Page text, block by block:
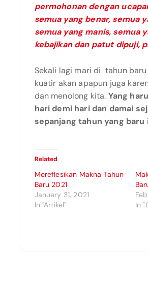
permohonan dengan
semua yang benar, semua
semua yang manis, semua
kebajikan dan patut dipuji,
Sekali lagi mari di tahun
kuatir akan apapun juga
dan menolong kita. Yang
hari demi hari dan damai
sepanjang tahun yang baru
Related
Mereflesikan Makna Tahun
Baru 2021
January 31, 2021
In "Artikel"
In